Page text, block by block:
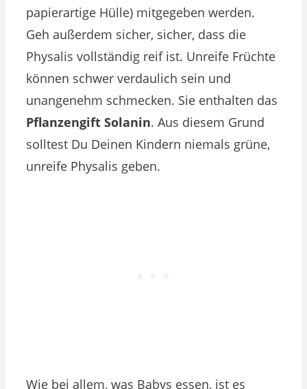
papierartige Hülle) mitgegeben werden.
Geh außerdem sicher, sicher, dass die
Physalis vollständig reif ist. Unreife Früchte
können schwer verdaulich sein und
unangenehm schmecken. Sie enthalten das
Pflanzengift Solanin. Aus diesem Grund
solltest Du Deinen Kindern niemals grüne,
unreife Physalis geben.
Wie bei allem, was Babys essen, ist es